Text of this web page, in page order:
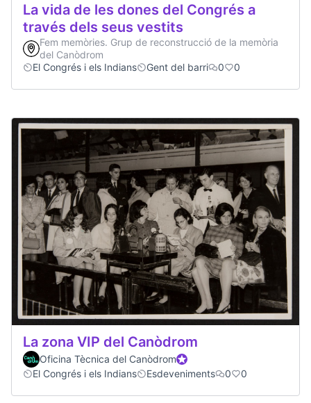
La vida de les dones del Congrés a
través dels seus vestits
Fem memòries. Grup de reconstrucció de la memòria
del Canòdrom
El Congrés i els Indians
Gent del barri 0 0
La zona VIP del Canòdrom
Oficina Tècnica del CanòdromParticipant oficial
El Congrés i els Indians
Esdeveniments 0 0